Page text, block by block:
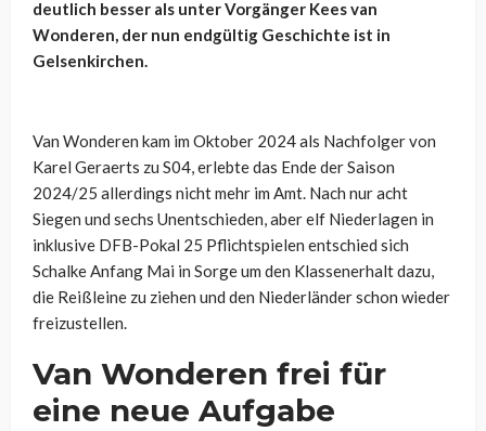
deutlich besser als unter Vorgänger Kees van
Wonderen, der nun endgültig Geschichte ist in
Gelsenkirchen.
Van Wonderen kam im Oktober 2024 als Nachfolger von
Karel Geraerts zu S04, erlebte das Ende der Saison
2024/25 allerdings nicht mehr im Amt. Nach nur acht
Siegen und sechs Unentschieden, aber elf Niederlagen in
inklusive DFB-Pokal 25 Pflichtspielen entschied sich
Schalke Anfang Mai in Sorge um den Klassenerhalt dazu,
die Reißleine zu ziehen und den Niederländer schon wieder
freizustellen.
Van Wonderen frei für
eine neue Aufgabe